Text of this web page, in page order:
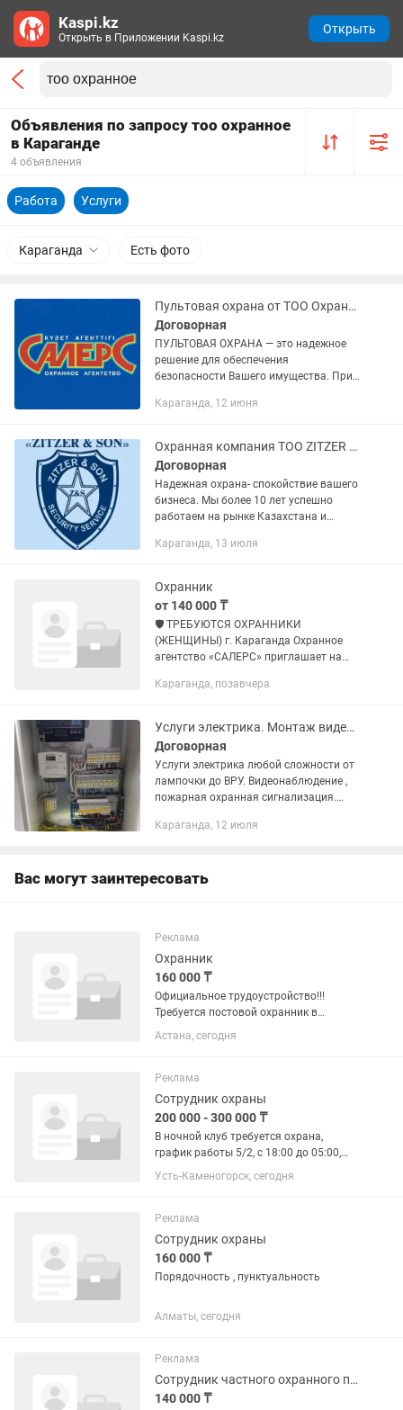
Объявления по запросу тоо охранное
в Караганде
4 объявления
Работа Услуги
Караганда Есть фото
Пультовая охрана от ТОО Охранное агентство САЛЕРС
Договорная
ПУЛЬТОВАЯ ОХРАНА — это надежное
решение для обеспечения
безопасности Вашего имущества. При
пульт централизованного наблюдения
Группа...
Караганда, 12 июня
Охранная компания ТОО ZITZER SON, предоставляет услуги охраны Караганде.
Договорная
Надежная охрана- спокойствие вашего
бизнеса. Мы более 10 лет успешно
работаем на рынке Казахстана и
любой сложности по Караганде и
Караганда, 13 июля
Охранник
от 140 000 ₸
🛡️ ТРЕБУЮТСЯ ОХРАННИКИ
(ЖЕНЩИНЫ) г. Караганда Охранное
агентство «САЛЕРС» приглашает на
охранника. Условия: • Официальное
Своевременная...
Караганда, позавчера
Услуги электрика. Монтаж видеонаблюдения, пожарной сигнализации.
Договорная
Услуги электрика любой сложности от
лампочки до ВРУ. Видеонаблюдение ,
пожарная охранная сигнализация.
предоставляем документы.
Караганда, 12 июля
Вас могут заинтересовать
Реклама
Охранник
160 000 ₸
Официальное трудоустройство!!!
Требуется постовой охранник в
газоблочный завод Альянс МТС.
График работы сутки через двое, есть
трудоустройство отпускные
больничные...
Астана, сегодня
Реклама
Сотрудник охраны
200 000 - 300 000 ₸
В ночной клуб требуется охрана,
график работы 5/2, с 18:00 до 05:00,
зарплата каждую неделю
Усть-Каменогорск, сегодня
Реклама
Сотрудник охраны
160 000 ₸
Порядочность , пунктуальность
Алматы, сегодня
Реклама
Сотрудник частного охранного предприятия
140 000 ₸
Kaspi.kz
Открыть в Приложении Kaspi.kz
Открыть